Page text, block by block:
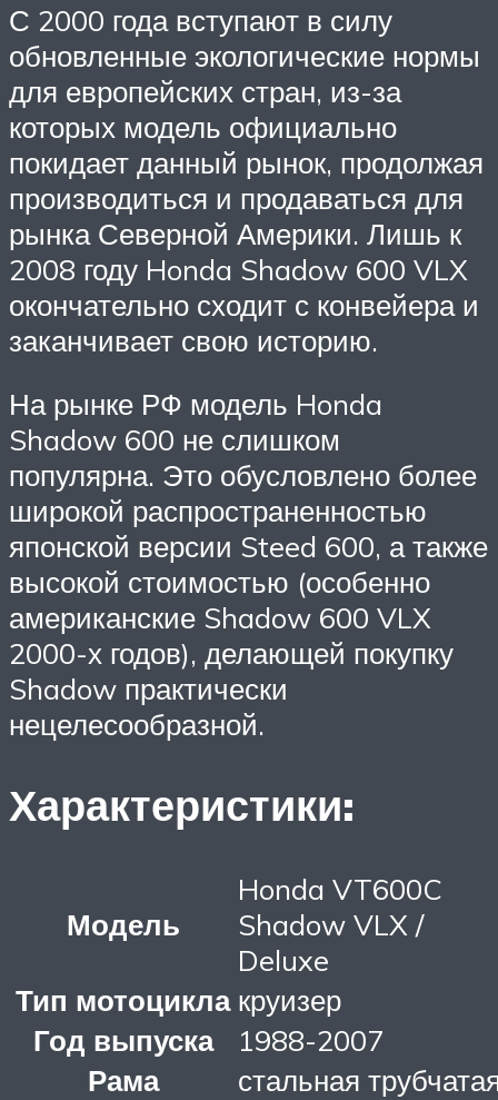
С 2000 года вступают в силу
обновленные экологические нормы
для европейских стран, из-за
которых модель официально
покидает данный рынок, продолжая
производиться и продаваться для
рынка Северной Америки. Лишь к
2008 году Honda Shadow 600 VLX
окончательно сходит с конвейера и
заканчивает свою историю.
На рынке РФ модель Honda
Shadow 600 не слишком
популярна. Это обусловлено более
широкой распространенностью
японской версии Steed 600, а также
высокой стоимостью (особенно
американские Shadow 600 VLX
2000-х годов), делающей покупку
Shadow практически
нецелесообразной.
Характеристики:
Модель
Honda VT600C
Shadow VLX /
Deluxe
Тип мотоцикла круизер
Год выпуска
1988-2007
Рама
стальная